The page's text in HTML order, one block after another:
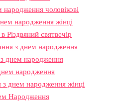
чоловікові
народження жінці
Різдвяний святвечір
з днем народження
днем народження
народження
днем народження жінці
Народження